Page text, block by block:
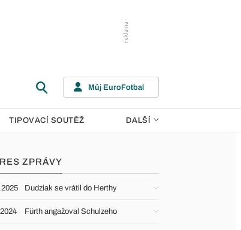
Můj EuroFotbal
TIPOVACÍ SOUTĚŽ DALŠÍ
ZPRÁVY
Dudziak se vrátil do Herthy
Fürth angažoval Schulzeho